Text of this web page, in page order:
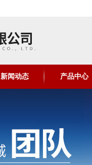
新闻动态 产品中心